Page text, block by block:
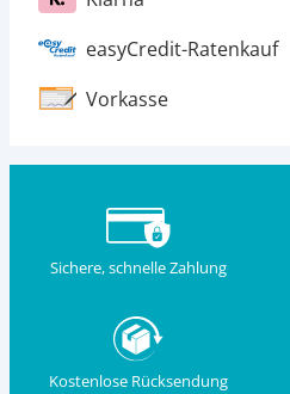
easyCredit-Ratenkauf
Vorkasse
Sichere, schnelle Zahlung
Kostenlose Rücksendung